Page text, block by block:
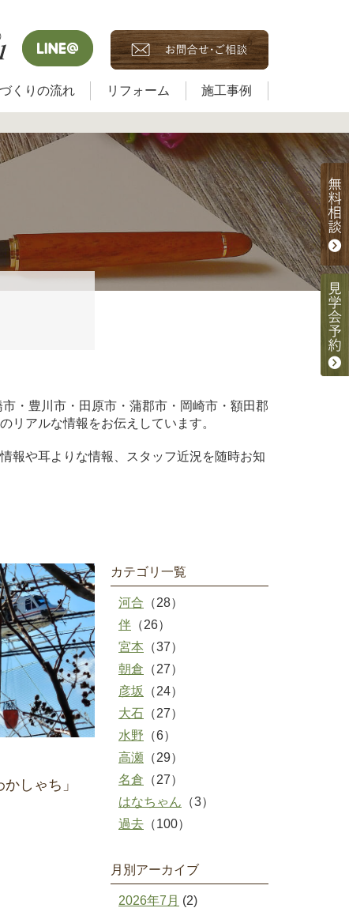
くりの流れ リフォーム 施工事例
・豊川市・田原市・蒲郡市・岡崎市・額田郡
リアルな情報をお伝えしています。
報や耳よりな情報、スタッフ近況を随時お知
しゃち」
カテゴリ一覧
河合 （28）
伴 （26）
宮本 （37）
朝倉 （27）
彦坂
（24）
大石 （27）
水野 （6）
高瀬 （29）
名倉 （27）
はなちゃん （3）
過去 （100）
月別アーカイブ
2026年7月 (2)